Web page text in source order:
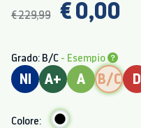
€ 229,99 € 0,00
Grado: B/C - Esempio
NI A+ A B/C D
Colore: